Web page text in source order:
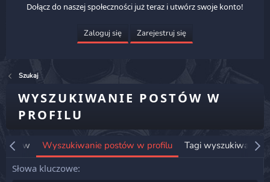
Dołącz do naszej społeczności już teraz i utwórz swoje konto!
Zaloguj się Zarejestruj się
Szukaj
WYSZUKIWANIE POSTÓW W
PROFILU
Wyszukiwanie postów w profilu
Tagi wyszukiwania
Słowa kluczowe